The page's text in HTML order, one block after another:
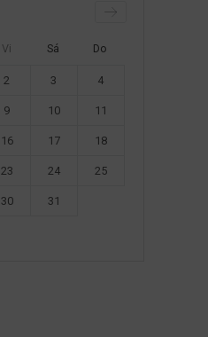
Vi Sá Do
2 3 4
9 10 11
16 17 18
23 24 25
30 31